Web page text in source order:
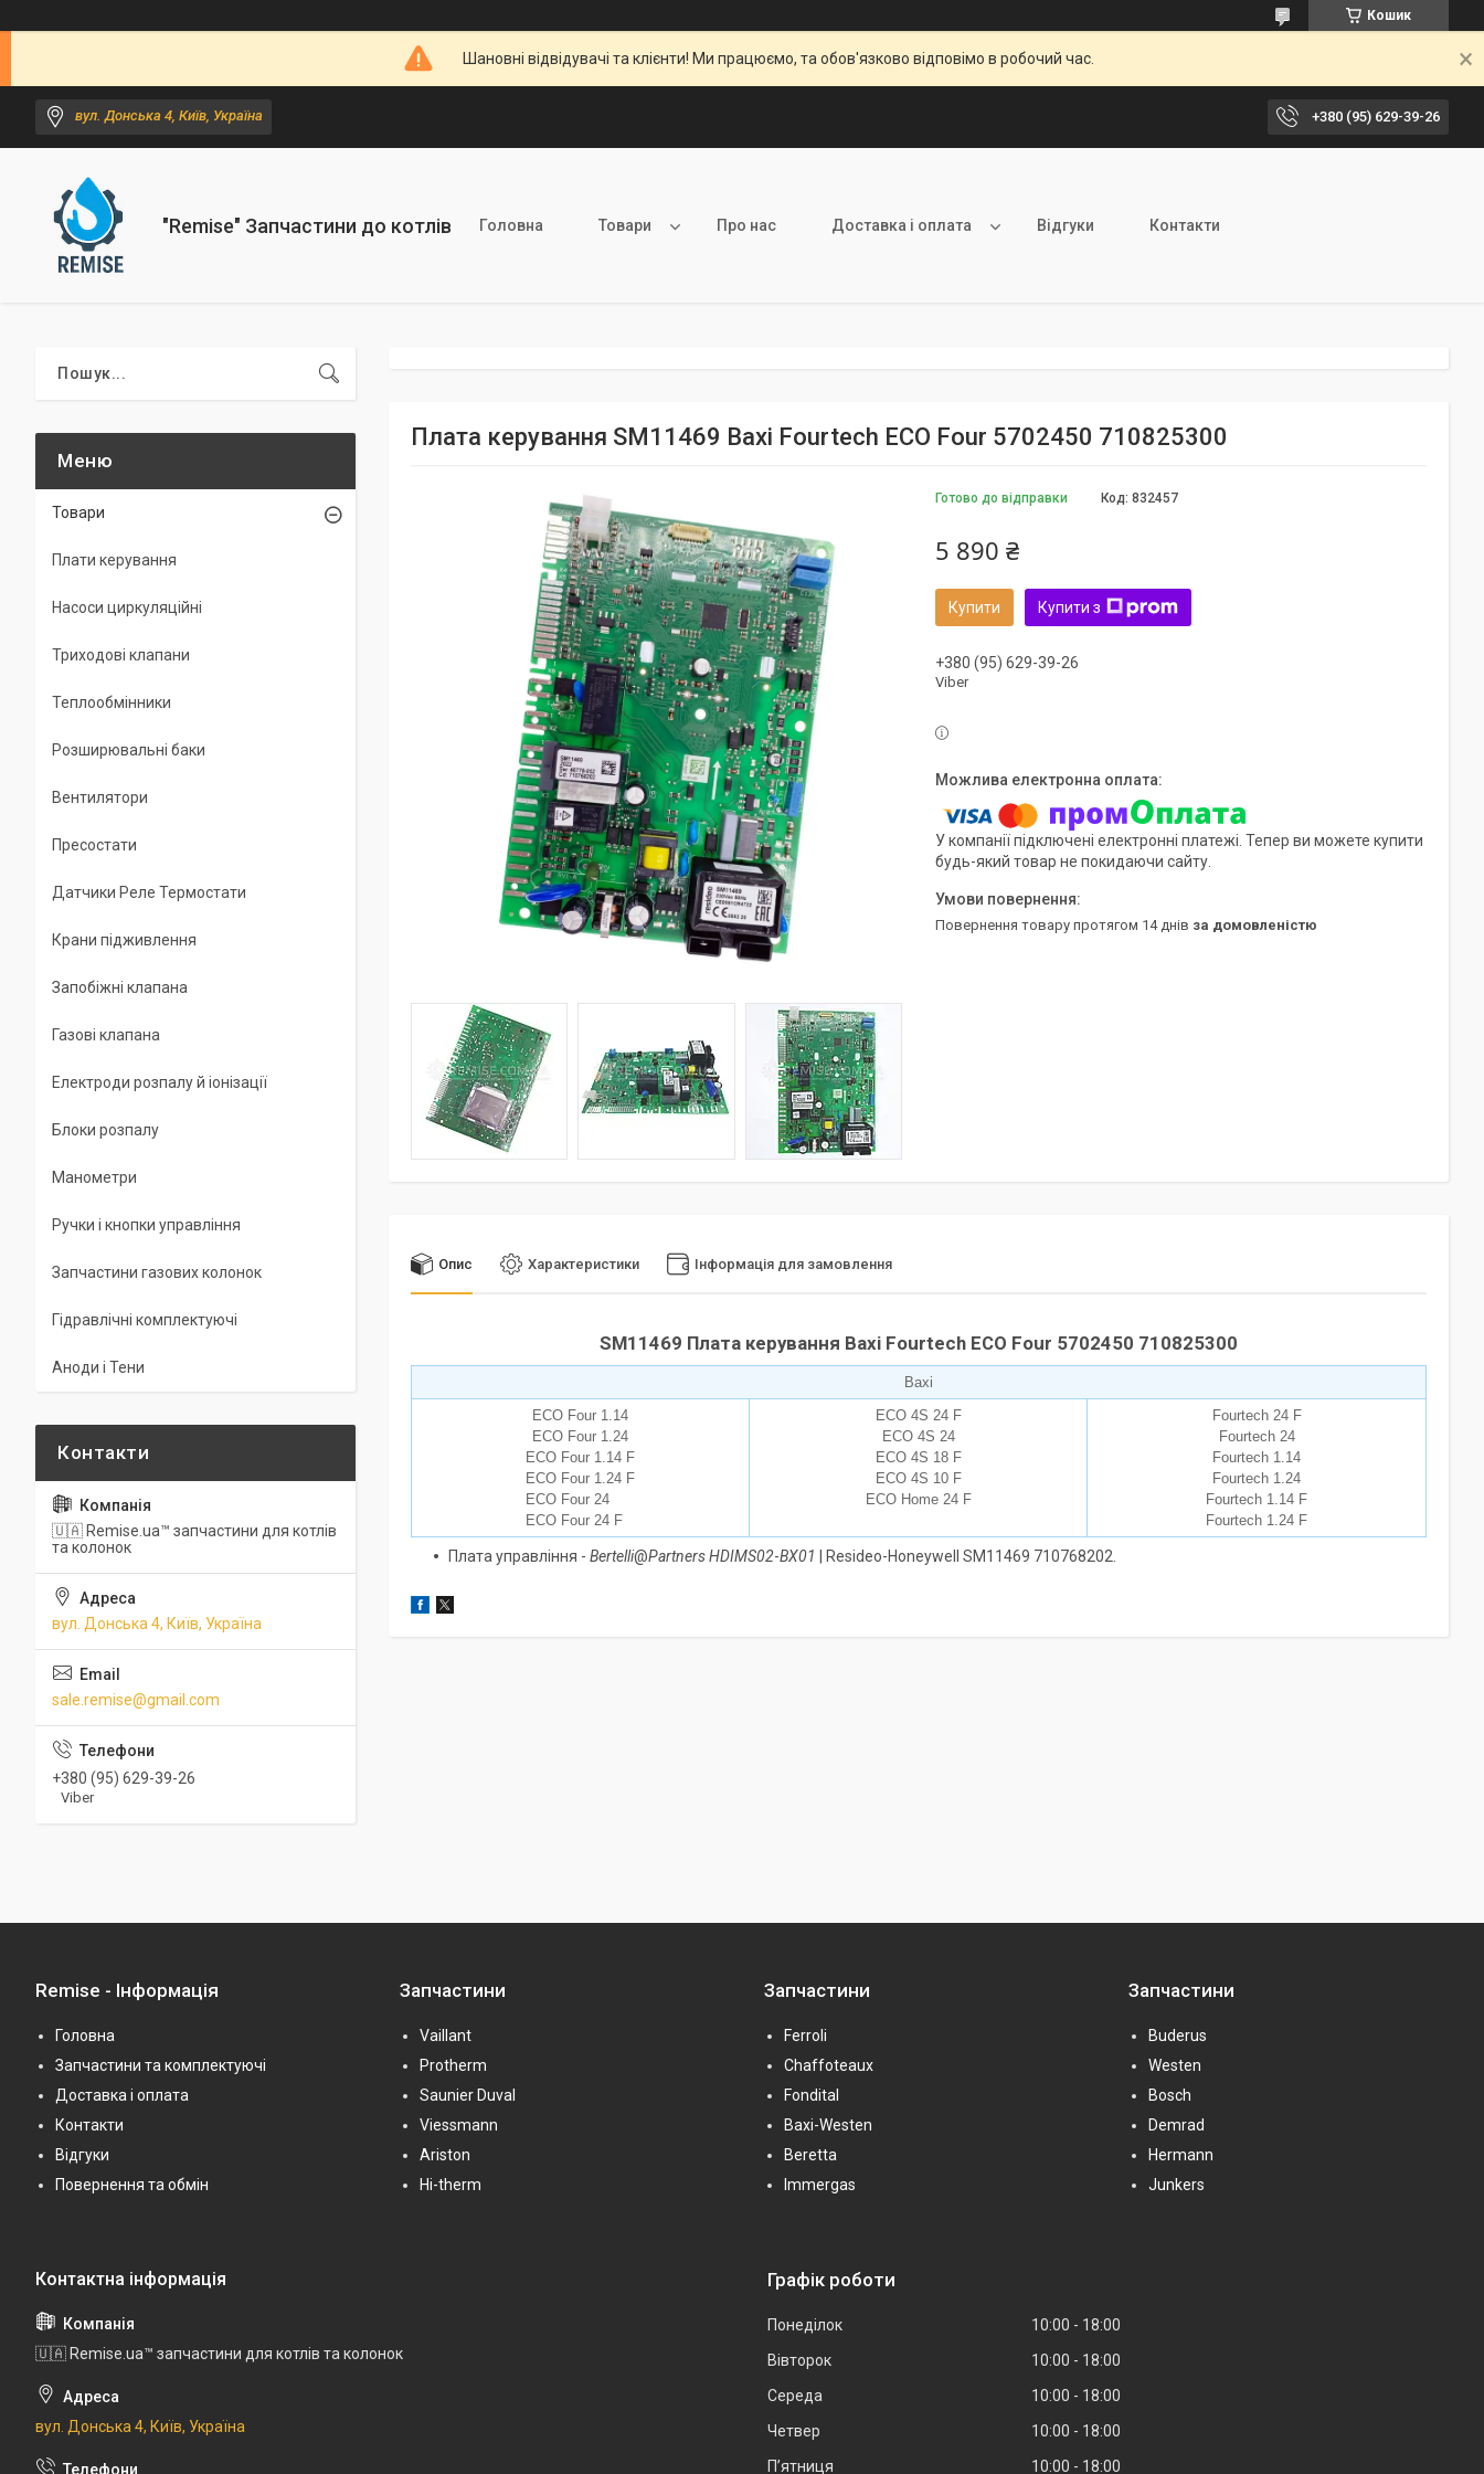
Кошик
Шановні відвідувачі та клієнти! Ми працюємо, та обов'язково відповімо в робочий час.
вул. Донська 4, Київ, Україна +380 (95) 629-39-26
"Remise" Запчастини до котлів Головна Товари Про нас Доставка і оплата Відгуки Контакти
Плата керування SM11469 Baxi Fourtech ECO Four 5702450 710825300
Готово до відправки Код: 832457
5 890 ₴
Купити Купити з
+380 (95) 629-39-26
Viber
У компанії підключені електронні платежі. Тепер ви можете купити
будь-який товар не покидаючи сайту.
повернення товару протягом 14 днів за домовленістю
Опис Характеристики Інформація для замовлення
SM11469 Плата керування Baxi Fourtech ECO Four 5702450 710825300
Baxi
ECO Four 1.14
ECO Four 1.24
ECO Four 1.14 F
ECO Four 1.24 F
ECO Four 24
ECO Four 24 F
ECO 4S 24 F
ECO 4S 24
ECO 4S 18 F
ECO 4S 10 F
ECO Home 24 F
Fourtech 24 F
Fourtech 24
Fourtech 1.14
Fourtech 1.24
Fourtech 1.14 F
Fourtech 1.24 F
Плата управління - Bertelli@Partners HDIMS02-BX01 | Resideo-Honeywell SM11469 710768202.
Товари
Плати керування
Насоси циркуляційні
Триходові клапани
Теплообмінники
Розширювальні баки
Вентилятори
Пресостати
Датчики Реле Термостати
Крани підживлення
Запобіжні клапана
Газові клапана
Електроди розпалу й іонізації
Блоки розпалу
Манометри
Ручки і кнопки управління
Запчастини газових колонок
Гідравлічні комплектуючі
Аноди і Тени
🇺🇦 Remise.ua™ запчастини для котлів
та колонок
вул. Донська 4, Київ, Україна
sale.remise@gmail.com
+380 (95) 629-39-26
Viber
Remise - Інформація
Головна
Запчастини та комплектуючі
Доставка і оплата
Контакти
Відгуки
Повернення та обмін
Запчастини
Vaillant
Protherm
Saunier Duval
Viessmann
Ariston
Hi-therm
Запчастини
Ferroli
Chaffoteaux
Fondital
Baxi-Westen
Beretta
Immergas
Запчастини
Buderus
Westen
Bosch
Demrad
Hermann
Junkers
🇺🇦 Remise.ua™ запчастини для котлів та колонок
вул. Донська 4, Київ, Україна
Графік роботи
Понеділок 10:00
18:00
Вівторок
10:00
18:00
Середа
10:00
18:00
Четвер
10:00
18:00
Пʼятниця
10:00 18:00